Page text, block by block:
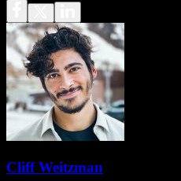
Cliff Weitzman